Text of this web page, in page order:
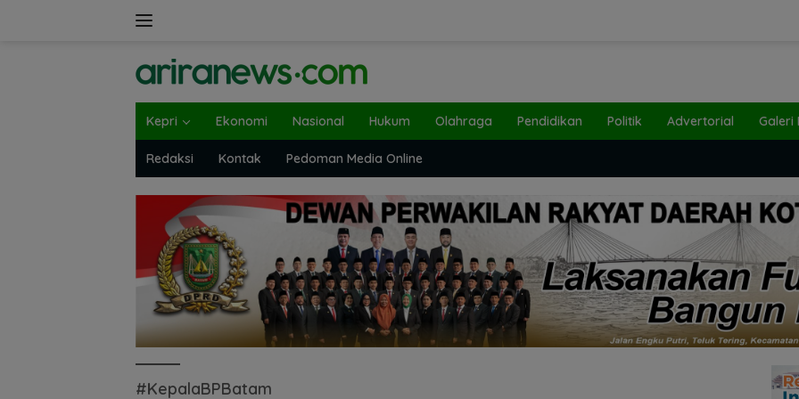
Kepri Ekonomi Nasional Hukum Olahraga Pendidikan Politik Advertorial Galeri
Redaksi Kontak Pedoman Media Online
#KepalaBPBatam